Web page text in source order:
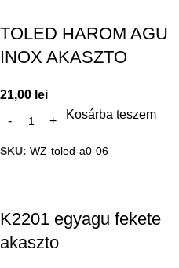
TOLED HAROM AGU
INOX AKASZTO
21,00 lei
Kosárba teszem
SKU: WZ-toled-a0-06
K2201 egyagu fekete
akaszto